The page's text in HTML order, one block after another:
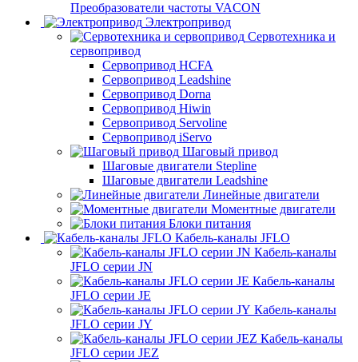
Преобразователи частоты VACON
Электропривод
Сервотехника и
сервопривод
Сервопривод HCFA
Сервопривод Leadshine
Сервопривод Dorna
Сервопривод Hiwin
Сервопривод Servoline
Сервопривод iServo
Шаговый привод
Шаговые двигатели Stepline
Шаговые двигатели Leadshine
Линейные двигатели
Моментные двигатели
Блоки питания
Кабель-каналы JFLO
Кабель-каналы
JFLO серии JN
Кабель-каналы
JFLO серии JE
Кабель-каналы
JFLO серии JY
Кабель-каналы
JFLO серии JEZ